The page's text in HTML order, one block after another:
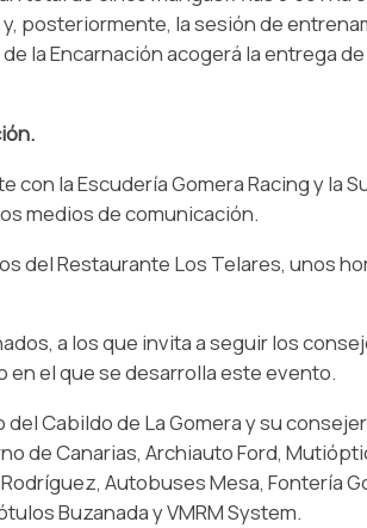
posteriormente, la sesión de
la Encarnación acogerá la entrega
la Escudería Gomera Racing y la
medios de comunicación.
del Restaurante Los Telares, unos
a los que invita a seguir los
en el que se desarrolla este evento.
Cabildo de La Gomera y su
de Canarias, Archiauto Ford,
Autobuses Mesa, Fontería
Buzanada y VMRM System.